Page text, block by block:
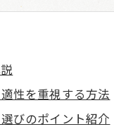
性を重視する方法
びのポイント紹介